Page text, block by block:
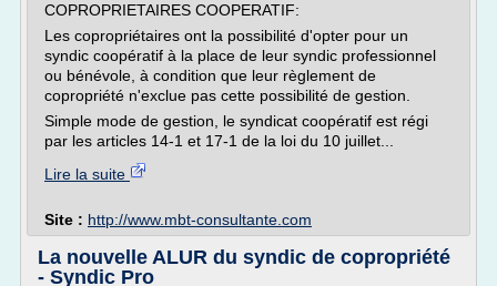
COPROPRIETAIRES COOPERATIF:
Les copropriétaires ont la possibilité d'opter pour un
syndic coopératif à la place de leur syndic professionnel
ou bénévole, à condition que leur règlement de
copropriété n'exclue pas cette possibilité de gestion.
Simple mode de gestion, le syndicat coopératif est régi
par les articles 14-1 et 17-1 de la loi du 10 juillet...
Lire la suite
Site : http://www.mbt-consultante.com
La nouvelle ALUR du syndic de copropriété
- Syndic Pro